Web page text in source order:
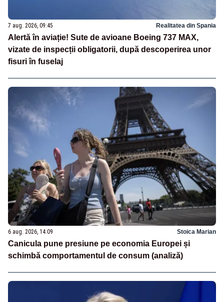
7 aug. 2026, 09:45 Realitatea din Spania
Alertă în aviație! Sute de avioane Boeing 737 MAX,
vizate de inspecții obligatorii, după descoperirea unor
fisuri în fuselaj
6 aug. 2026, 14:09 Stoica Marian
Canicula pune presiune pe economia Europei și
schimbă comportamentul de consum (analiză)